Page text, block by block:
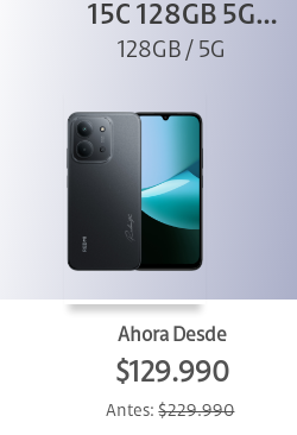
15C 128GB 5G
Negro
128GB / 5G
Ahora Desde
$129.990
Antes:$229.990